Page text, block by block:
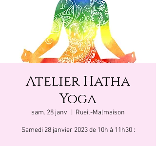
Atelier Hatha
Yoga
sam. 28 janv. Rueil-Malmaison
Samedi 28 janvier 2023 de 10h à 11h30 :